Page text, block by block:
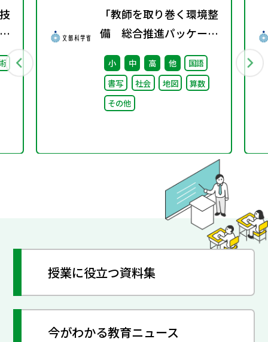
「教師を取り巻く環境整
備 総合推進パッケー
ジ」取りまとめ
小 中 高 他
国語
書写
社会 地図
算数
その他
授業に役立つ資料集
今がわかる教育ニュース